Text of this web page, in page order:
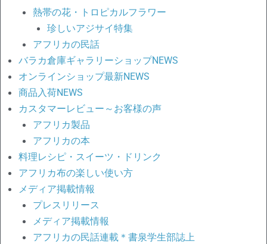
熱帯の花・トロピカルフラワー
珍しいアジサイ特集
アフリカの民話
バラカ倉庫ギャラリーショップNEWS
オンラインショップ最新NEWS
商品入荷NEWS
カスタマーレビュー～お客様の声
アフリカ製品
アフリカの本
料理レシピ・スイーツ・ドリンク
アフリカ布の楽しい使い方
メディア掲載情報
プレスリリース
メディア掲載情報
アフリカの民話連載＊書泉学生部誌上